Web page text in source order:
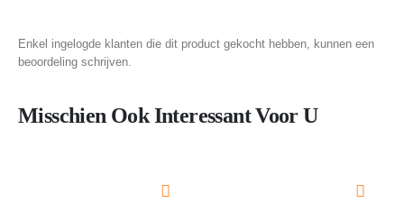
Enkel ingelogde klanten die dit product gekocht hebben, kunnen een
beoordeling schrijven.
Misschien Ook Interessant Voor U